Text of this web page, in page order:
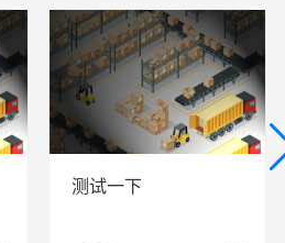
测试一下